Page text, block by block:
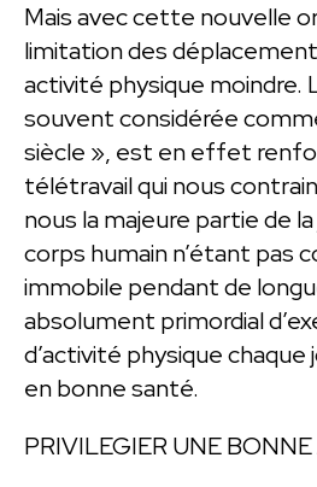
Mais avec cette nouvelle
limitation des
activité physique moindre.
souvent considérée
siècle », est en effet
télétravail qui nous
nous la majeure partie de
corps humain n’étant pas
immobile pendant de
absolument primordial
d’activité physique
en bonne santé.
PRIVILEGIER UNE BONNE